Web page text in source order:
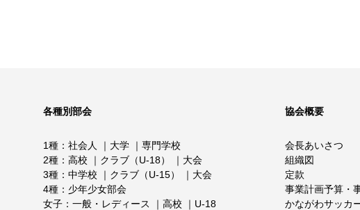
各種別部会
1種 社会人 大学
専門学校
2種
高校 クラブ（U-18）
大会
3種
中学校 クラブ（U-15）
大会
4種
少年少女部会
女子
一般・レディース 高校 U-18
協会概要
会長あいさつ
組織図
定款
事業計画予算・
かながわサッカ